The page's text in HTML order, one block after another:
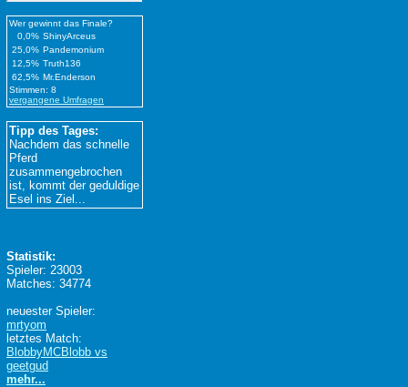
Wer gewinnt das Finale?
0,0% ShinyArceus
25,0% Pandemonium
12,5% Truth136
62,5% Mr.Enderson
Stimmen: 8
vergangene Umfragen
Tipp des Tages:
Nachdem das schnelle
Pferd
zusammengebrochen
ist, kommt der geduldige
Esel ins Ziel...
Statistik:
Spieler: 23003
Matches: 34774
neuester Spieler:
mrtyom
letztes Match:
BlobbyMCBlobb vs
geetgud
mehr...